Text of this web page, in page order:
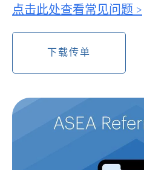
点击此处查看常见问题 >
下载传单